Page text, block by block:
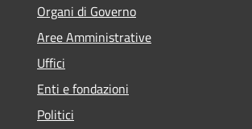
Organi di Governo
Aree Amministrative
Uffici
Enti e fondazioni
Politici